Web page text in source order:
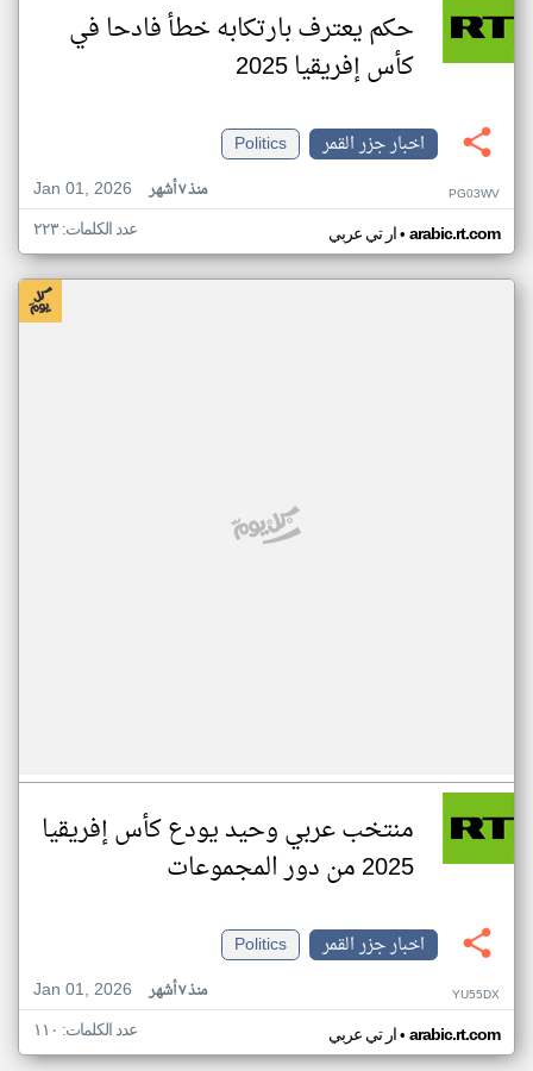
حكم يعترف بارتكابه خطأ فادحا في
كأس إفريقيا 2025
اخبار جزر القمر
Politics
Jan 01, 2026
منذ ٧ أشهر PG03WV
ار تي عربي• arabic.rt.com عدد الكلمات: ٢٢٣
منتخب عربي وحيد يودع كأس إفريقيا
2025 من دور المجموعات
اخبار جزر القمر
Politics
Jan 01, 2026
منذ ٧ أشهر YU55DX
ار تي عربي• arabic.rt.com عدد الكلمات: ١١٠